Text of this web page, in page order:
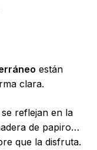
están
clara.
reflejan en la
de papiro…
que la disfruta.